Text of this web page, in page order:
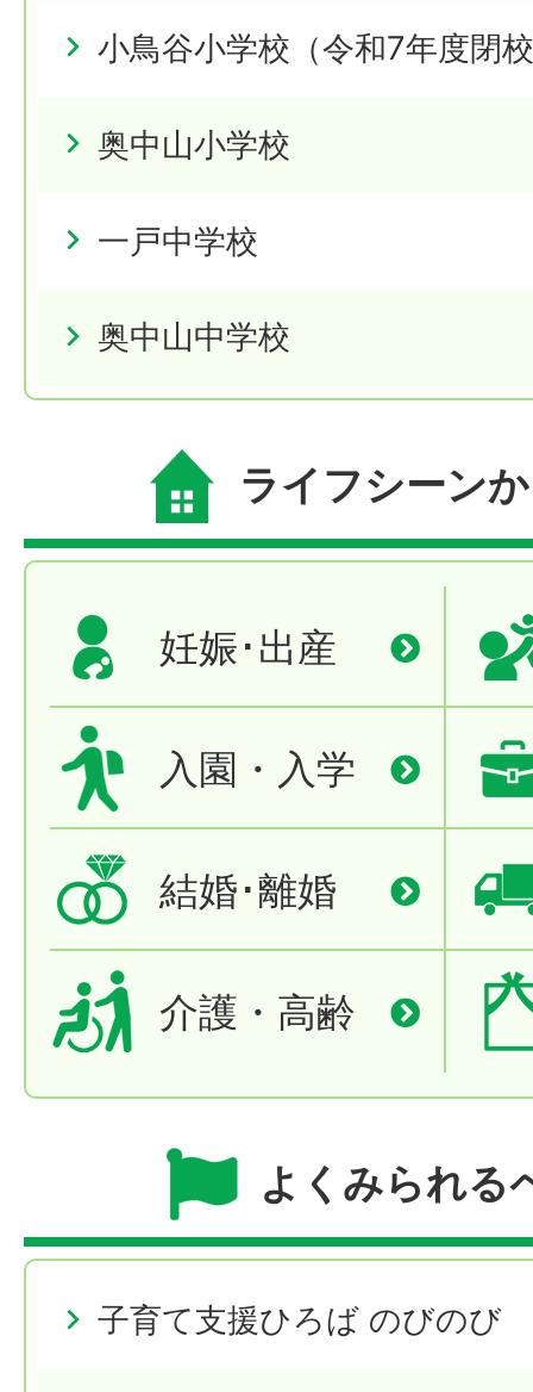
小鳥谷小学校（令和7年度閉
奥中山小学校
一戸中学校
奥中山中学校
ライフシーン
妊娠･出産
入園・入学
結婚･離婚
介護・高齢
よくみられる
子育て支援ひろば のびのび